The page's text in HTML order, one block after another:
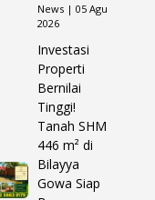
News | 05 Agu
2026
Investasi
Properti
Bernilai
Tinggi!
Tanah SHM
446 m² di
Bilayya
Gowa Siap